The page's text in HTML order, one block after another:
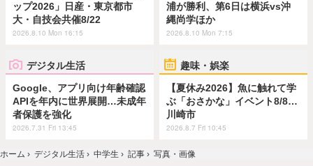
ップ2026」日産・東京都市
大・自技会共催8/22
2026.8.10 Mon 16:15
浦が勝利、第6日は横浜vs沖
縄尚学ほか
2026.8.10 Mon 7:15
デジタル生活
Google、アプリ向け年齢確認
APIを年内に世界展開…未成年
者保護を強化
2026.7.31 Fri 13:45
趣味・娯楽
【夏休み2026】魚に触れて学
ぶ「おさかな」イベント8/8…
川崎市
2026.8.7 Fri 10:45
ホーム › デジタル生活 › 中学生 › 記事 › 写真・画像